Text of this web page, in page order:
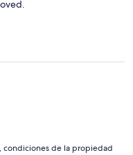
condiciones de la propiedad